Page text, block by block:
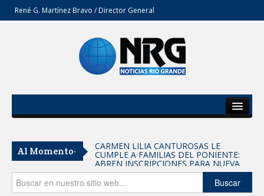
René G. Martínez Bravo / Director General
Del Estado
Secciones
Opinión
Al Momento- CARMEN LILIA CANTUROSAS LE
CUMPLE A FAMILIAS DEL PONIENTE:
ABREN INSCRIPCIONES PARA NUEVA
PRIMARIA EN EL PROGRESO
Entrega SEBIEN paquetes alimentarios
en Tampico
Buscar